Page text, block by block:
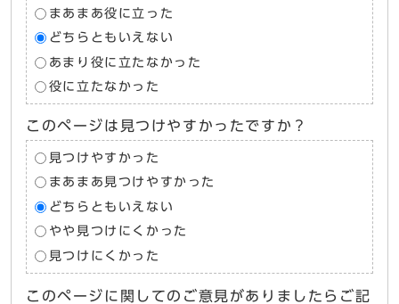
まあまあ役に立った
どちらともいえない
あまり役に立たなかった
役に立たなかった
このページは見つけやすかったですか？
見つけやすかった
まあまあ見つけやすかった
どちらともいえない
やや見つけにくかった
見つけにくかった
このページに関してのご意見がありましたらご記